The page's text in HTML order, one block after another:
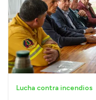
Lucha contra incendios